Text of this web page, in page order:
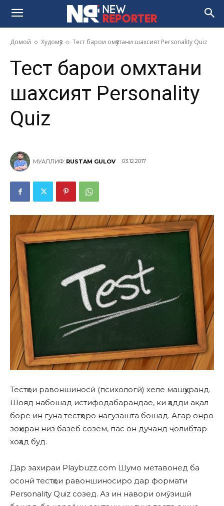
Домой Худомӯз Тест барои омӯхтани шахсият Personality Quiz
Тест барои омӯхтани
шахсият Personality
Quiz
МУАЛЛИФ: RUSTAM GULOV 03.12.2017
Тестҳои равоншиносӣ (психологӣ) хеле машҳуранд.
Шояд набошад истифодабарандае, ки ҳадди ақал
боре ин гуна тестҳоро нагузашта бошад. Агар онро
зоҳиран низ базеб созем, пас он дучанд ҷолибтар
хоҳад буд.
Дар захираи Playbuzz.com Шумо метавонед ба
осонӣ тестҳои равоншиносиро дар формати
Personality Quiz созед. Аз ин навори омӯзишӣ